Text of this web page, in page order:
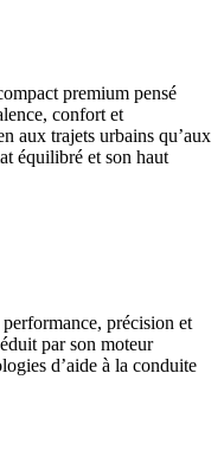
premium pensé
confort et
aux trajets urbains qu’aux
équilibré et son haut
précision et
par son moteur
d’aide à la conduite